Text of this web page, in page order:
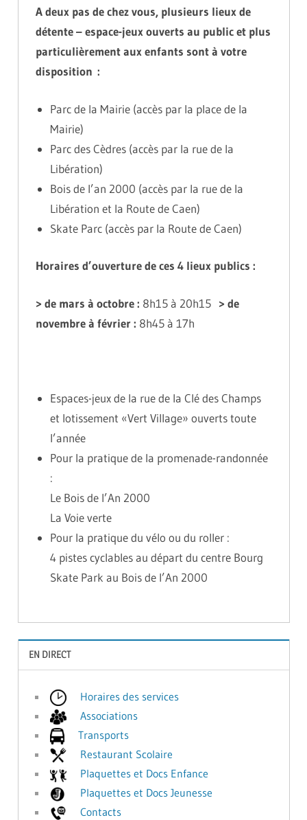
A deux pas de chez vous, plusieurs lieux de
détente – espace-jeux ouverts au public et plus
particulièrement aux enfants sont à votre
disposition :
Parc de la Mairie (accès par la place de la
Mairie)
Parc des Cèdres (accès par la rue de la
Libération)
Bois de l’an 2000 (accès par la rue de la
Libération et la Route de Caen)
Skate Parc (accès par la Route de Caen)
Horaires d’ouverture de ces 4 lieux publics :
> de mars à octobre : 8h15 à 20h15 > de
novembre à février : 8h45 à 17h
Espaces-jeux de la rue de la Clé des Champs
et lotissement «Vert Village» ouverts toute
l’année
Pour la pratique de la promenade-randonnée
:
Le Bois de l’An 2000
La Voie verte
Pour la pratique du vélo ou du roller :
4 pistes cyclables au départ du centre Bourg
Skate Park au Bois de l’An 2000
EN DIRECT
Horaires des services
Associations
Transports
Restaurant Scolaire
Plaquettes et Docs Enfance
Plaquettes et Docs Jeunesse
Contacts